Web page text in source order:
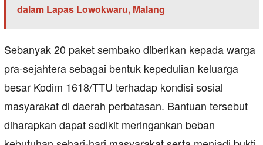
dalam Lapas Lowokwaru, Malang
Sebanyak 20 paket sembako diberikan kepada warga
pra-sejahtera sebagai bentuk kepedulian keluarga
besar Kodim 1618/TTU terhadap kondisi sosial
masyarakat di daerah perbatasan. Bantuan tersebut
diharapkan dapat sedikit meringankan beban